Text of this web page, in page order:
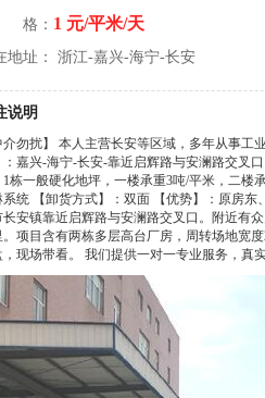
格： 1 元/平米/天
地址： 浙江-嘉兴-海宁-长安
说明
介勿扰】 本人主营长安等区域，多年从事
：嘉兴-海宁-长安-靠近启辉路与安澜路交叉
1栋一般硬化地坪，一楼承重3吨/平米，二楼
系统 【卸货方式】：双面 【优势】：原房
长安镇靠近启辉路与安澜路交叉口。附近有
。项目含有两栋多层高台厂房，周转场地宽
，现场带看。 我们提供一对一专业服务，真